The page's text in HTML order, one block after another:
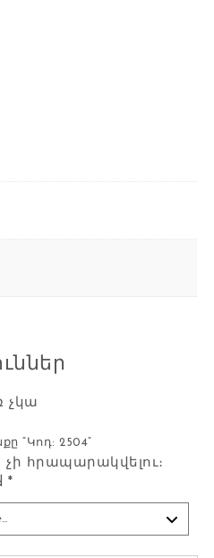
չկա
“Կոդ: 2504”
հրապարակվելու։
*